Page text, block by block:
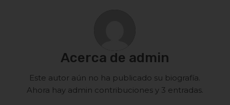
Acerca de admin
Este autor aún no ha publicado su biografía.
Ahora hay admin contribuciones y 3 entradas.